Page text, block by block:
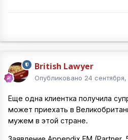
British Lawyer
Опубликовано 24
Еще одна клиентка получила
может приехать в
мужем в этой стране.